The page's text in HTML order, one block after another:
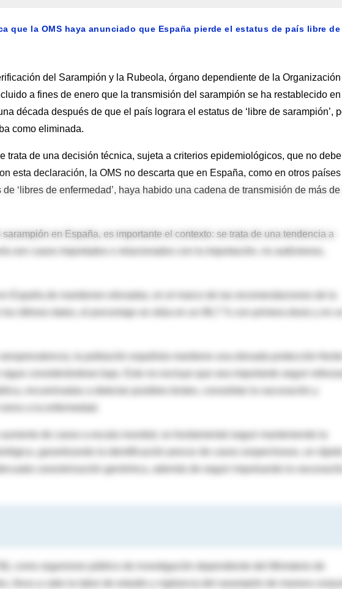
que la OMS haya anunciado que España pierde el estatus de país libre de
del Sarampión y la Rubeola, órgano dependiente de la Organización
a fines de enero que la transmisión del sarampión se ha restablecido en
década después de que el país lograra el estatus de ‘libre de sarampión’,
como eliminada.
trata de una decisión técnica, sujeta a criterios epidemiológicos, que no debe
esta declaración, la OMS no descarta que en España, como en otros países
‘libres de enfermedad’, haya habido una cadena de transmisión de más de
en España, es importante el contexto: se trata de una tendencia a
son casos importados o relacionados con la importación, no autóctonos,
España de mantienen elevadas, en el marco de las recomendaciones de la
últimos datos, el porcentaje se sitúa en un 96,7 % con primera dosis y en un
la población española mantiene una elevada protección frente
considerándose bajo. Esto no excluye que sea importante seguir
de casos a escala mundial, es fundamental seguir manteniendo la
garantizando la identificación precoz de casos sospechosos, un rápido
caracterización genómica, además de seguir impulsando la vacunación
como organismo público de investigación dependiente del Ministerio de
lleva a cabo la labor de estudio y vigilancia del sarampión de manera